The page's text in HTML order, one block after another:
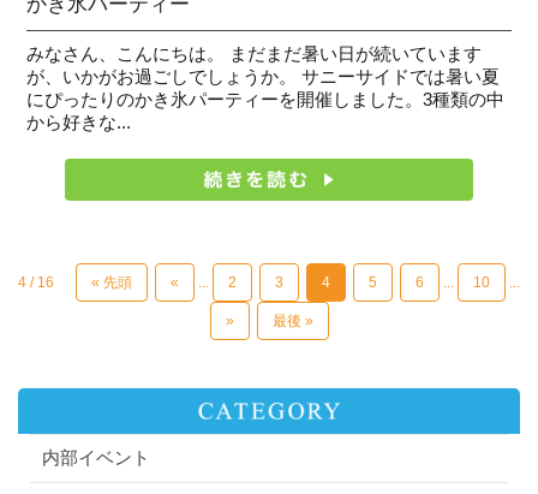
みなさん、こんにちは。 まだまだ暑い日が続いています
が、いかがお過ごしでしょうか。 サニーサイドでは暑い夏
にぴったりのかき氷パーティーを開催しました。3種類の中
から好きな...
4 / 16 « 先頭 « ... 2 3 4 5 6 ... 10 ...
» 最後 »
内部イベント